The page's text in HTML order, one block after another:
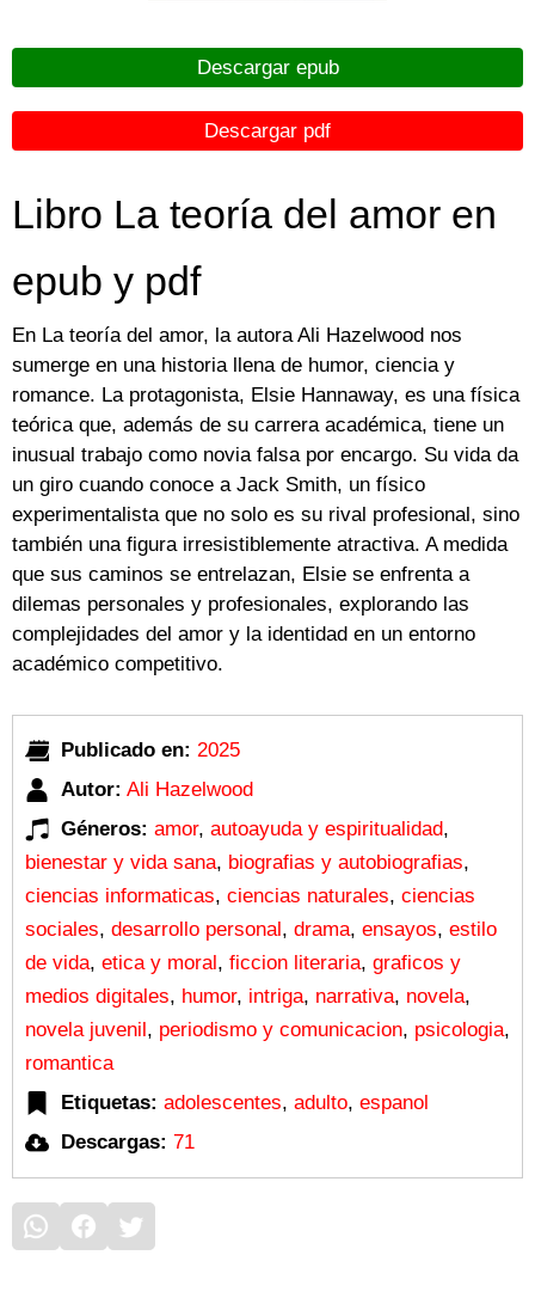
Descargar epub
Descargar pdf
Libro La teoría del amor en
epub y pdf
En La teoría del amor, la autora Ali Hazelwood nos
sumerge en una historia llena de humor, ciencia y
romance. La protagonista, Elsie Hannaway, es una física
teórica que, además de su carrera académica, tiene un
inusual trabajo como novia falsa por encargo. Su vida da
un giro cuando conoce a Jack Smith, un físico
experimentalista que no solo es su rival profesional, sino
también una figura irresistiblemente atractiva. A medida
que sus caminos se entrelazan, Elsie se enfrenta a
dilemas personales y profesionales, explorando las
complejidades del amor y la identidad en un entorno
académico competitivo.
Publicado en: 2025
Autor: Ali Hazelwood
Géneros: amor, autoayuda y espiritualidad,
bienestar y vida sana, biografias y autobiografias,
ciencias informaticas, ciencias naturales, ciencias
sociales, desarrollo personal, drama, ensayos, estilo
de vida, etica y moral, ficcion literaria, graficos y
medios digitales, humor, intriga, narrativa, novela,
novela juvenil, periodismo y comunicacion, psicologia,
romantica
Etiquetas: adolescentes, adulto, espanol
Descargas: 71